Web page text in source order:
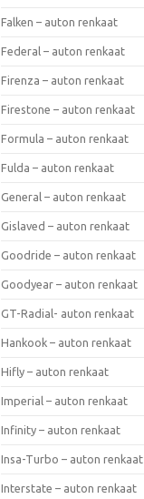
Falken – auton renkaat
Federal – auton renkaat
Firenza – auton renkaat
Firestone – auton renkaat
Formula – auton renkaat
Fulda – auton renkaat
General – auton renkaat
Gislaved – auton renkaat
Goodride – auton renkaat
Goodyear – auton renkaat
GT-Radial- auton renkaat
Hankook – auton renkaat
Hifly – auton renkaat
Imperial – auton renkaat
Infinity – auton renkaat
Insa-Turbo – auton renkaat
Interstate – auton renkaat